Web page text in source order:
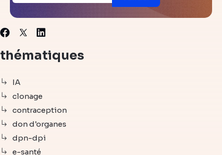
Facebook
X Linkedin
thématiques
IA
clonage
contraception
don d'organes
dpn-dpi
e-santé